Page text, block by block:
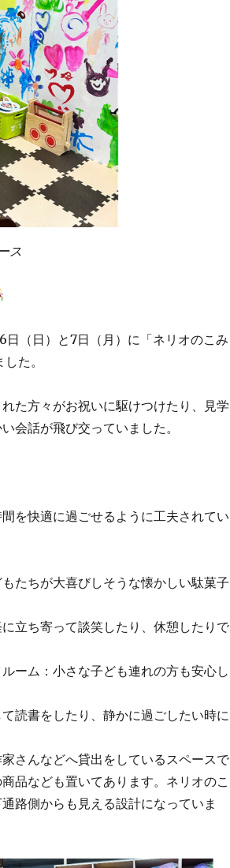
ス
（日）と7日（月）に「ネリオのこみ
た。
た方々がお祝いに駆けつけたり、見学
会話が飛び交っていました。
を快適に過ごせるように工夫されてい
たちが大喜びしそうな懐かしい駄菓子
立ち寄って談笑したり、休憩したりで
ーム：小さな子ども連れの方も安心し
読書をしたり、静かに過ごしたい時に
さんなどへ貸出をしているスペースで
品なども置いてあります。ネリオのこ
路側からも見える設計になっていま